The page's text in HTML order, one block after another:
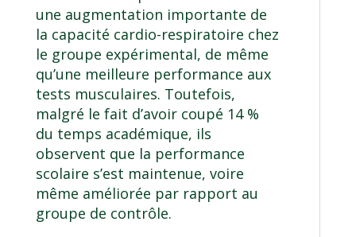
une augmentation importante de
la capacité cardio-respiratoire chez
le groupe expérimental, de même
qu’une meilleure performance aux
tests musculaires. Toutefois,
malgré le fait d’avoir coupé 14 %
du temps académique, ils
observent que la performance
scolaire s’est maintenue, voire
même améliorée par rapport au
groupe de contrôle.